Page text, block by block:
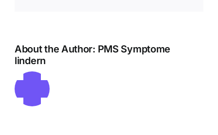
About the Author: PMS Symptome
lindern